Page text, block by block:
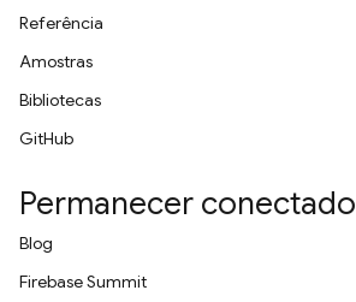
Referência
Amostras
Bibliotecas
GitHub
Permanecer conectado
Blog
Firebase Summit